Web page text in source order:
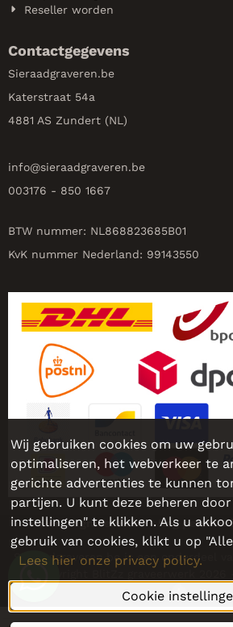
Reseller worden
Contactgegevens
Sieraadgraveren.be
Katerstraat 54a
4881 AS Zundert (NL)
info@sieraadgraveren.be
003176 - 850 1667
BTW nummer: NL868823685B01
KvK nummer Nederland: 99143550
Sieraadgraveren.be - Nog
Sieraadgraveren.be is een onderdeel
Wij gebruiken cookies om uw
optimaliseren, het webverkeer te
gerichte advertenties te kunnen
partijen. U kunt deze beheren
instellingen" te klikken. Als u
gebruik van cookies, klikt u op
Lees hier onze privacy policy.
Cookie